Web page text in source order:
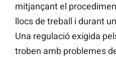
mitjançant el
llocs de treball i durant
Una regulació exigida
troben amb problemes